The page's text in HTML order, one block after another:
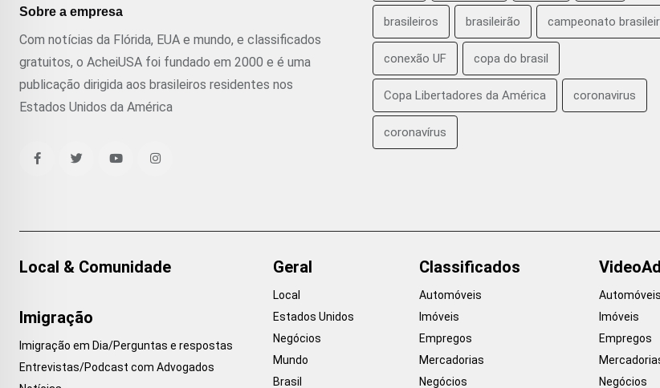
Sobre a empresa
Com notícias da Flórida, EUA e mundo, e classificados
gratuitos, o AcheiUSA foi fundado em 2000 e é uma
publicação dirigida aos brasileiros residentes nos
Estados Unidos da América
brasileiros brasileirão campeonato
conexão UF copa do brasil
Copa Libertadores da América coronavirus
coronavírus
Local & Comunidade
Imigração
Imigração em Dia/Perguntas e respostas
Entrevistas/Podcast com Advogados
Geral
Local
Estados Unidos
Negócios
Mundo
Brasil
Classificados
Automóveis
Imóveis
Empregos
Mercadorias
Negócios
Automóveis
Imóveis
Empregos
Negócios